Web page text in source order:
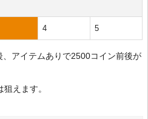
4 5
アイテムありで2500コイン前後が
えます。